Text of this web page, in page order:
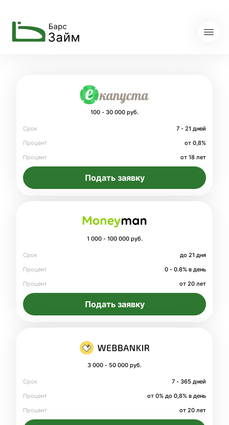
100 - 30 000 руб.
Срок
7 - 21 дней
Процент
от 0,8%
Процент
от 18 лет
Подать заявку
1 000 - 100 000 руб.
Срок
до 21 дня
Процент
0 - 0.8% в день
Процент
от 20 лет
Подать заявку
3 000 - 50 000 руб.
Срок
7 - 365 дней
Процент
от 0% до 0,8% в день
Процент
от 20 лет